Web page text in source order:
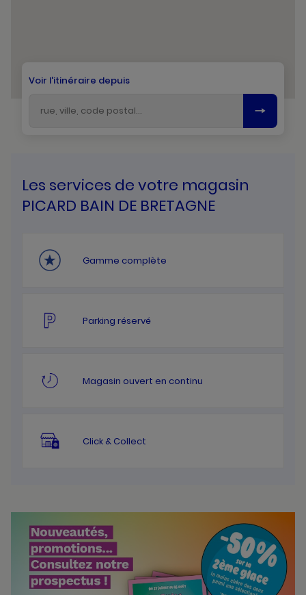
Voir l'itinéraire depuis
Les services de votre magasin
PICARD BAIN DE BRETAGNE
Gamme complète
Parking réservé
Magasin ouvert en continu
Click & Collect